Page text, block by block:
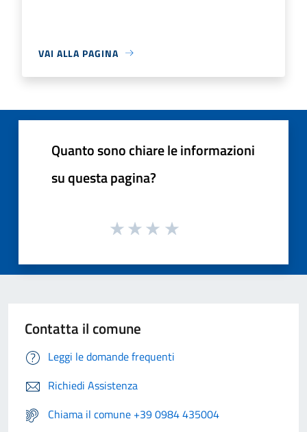
VAI ALLA PAGINA
Quanto sono chiare le informazioni
su questa pagina?
Contatta il comune
Leggi le domande frequenti
Richiedi Assistenza
Chiama il comune +39 0984 435004